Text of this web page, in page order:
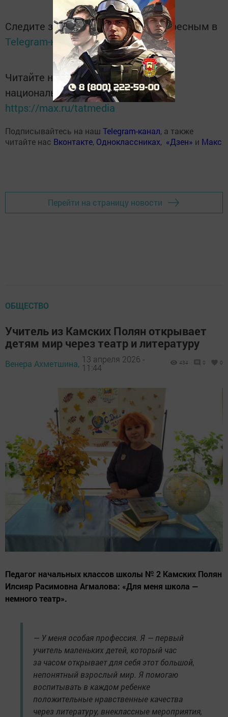
Следите за самым важным и интересным в
Telegram-каналеТатмедиа
Читайте новости Татарстана в
национальном мессенджере MАХ:
https://max.ru/tatmedia
Подписывайтесь на наш Telegram-канал, а также
читайте нас Вконтакте, Одноклассниках, «Дзен» и Макс
Перейти на страницу новости
ОБЩЕСТВО
Учитель из Камских Полян открывает
детям мир через театр и литературу
Венера Ахметшина, 13 апреля 2026 -
11:44
434 0 0
Педагог начальных классов школы № 2 Камских Полян
Илсияр Расимовна Агмалова: «Для меня школа —
немного театр».
— У меня особая профессия. Я — первый
учитель маленьких детей, который час
за часом открывает для себя этот большой,
непонятный взрослый мир. Я помогаю
воспитывать в каждом ребенке
положительные нравственные качества
через литературу, внеклассные мероприятия,